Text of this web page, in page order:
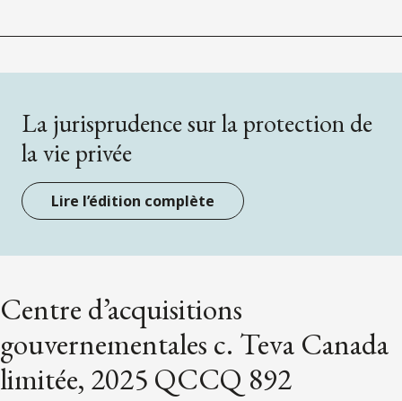
La jurisprudence sur la protection de
la vie privée
Lire l’édition complète
Centre d’acquisitions
gouvernementales c. Teva Canada
limitée, 2025 QCCQ 892